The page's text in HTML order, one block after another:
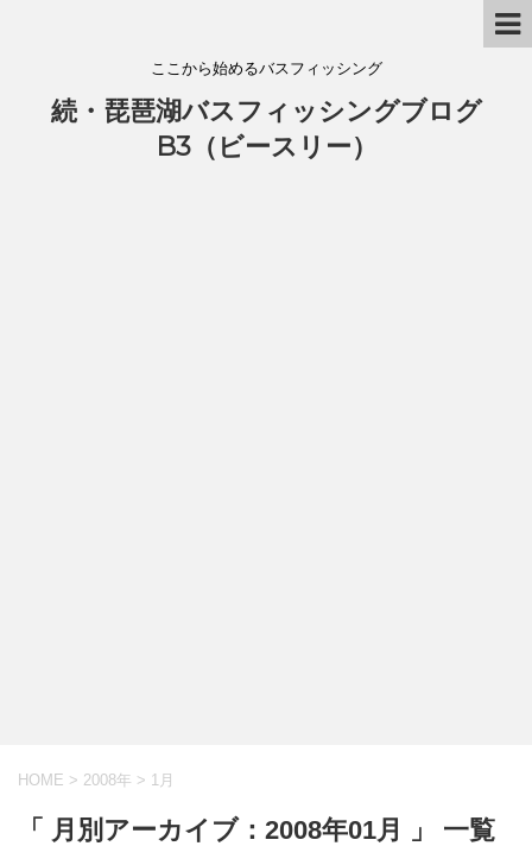
ここから始めるバスフィッシング
続・琵琶湖バスフィッシングブログ
B3（ビースリー）
HOME > 2008年 > 1月
「 月別アーカイブ：2008年01月 」 一覧